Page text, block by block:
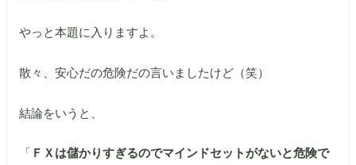
やっと本題に入りますよ。
散々、安心だの危険だの言いましたけど（笑）
結論をいうと、
「 ＦＸは儲かりすぎるのでマインドセットがないと危険で